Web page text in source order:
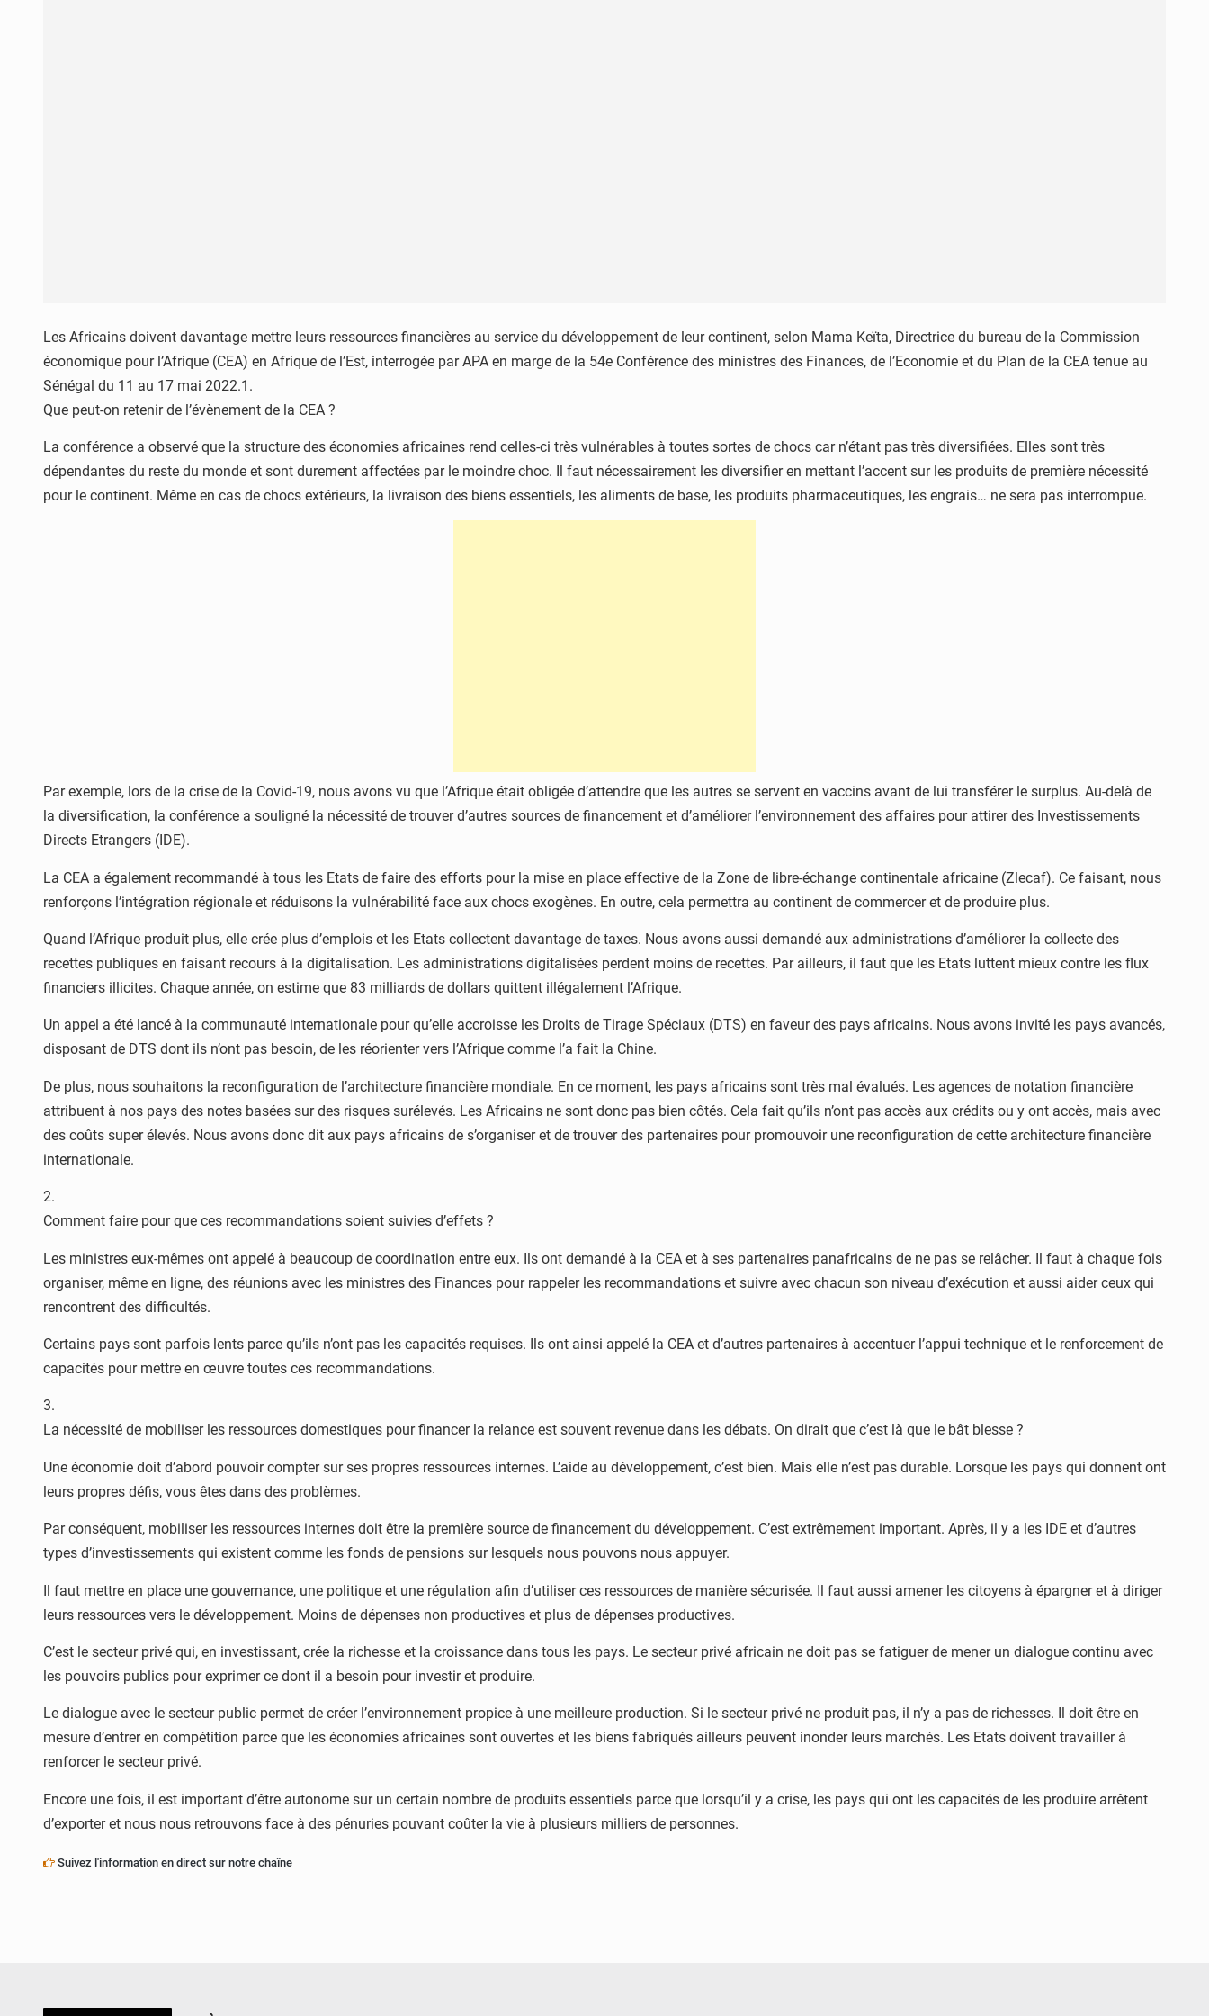
Les Africains doivent davantage mettre leurs ressources financières au service du développement de leur continent, selon Mama Keïta, Directrice du bureau de la Commission
économique pour l’Afrique (CEA) en Afrique de l’Est, interrogée par APA en marge de la 54e Conférence des ministres des Finances, de l’Economie et du Plan de la CEA tenue au
Sénégal du 11 au 17 mai 2022.1.
Que peut-on retenir de l’évènement de la CEA ?
La conférence a observé que la structure des économies africaines rend celles-ci très vulnérables à toutes sortes de chocs car n’étant pas très diversifiées. Elles sont très
dépendantes du reste du monde et sont durement affectées par le moindre choc. Il faut nécessairement les diversifier en mettant l’accent sur les produits de première nécessité
pour le continent. Même en cas de chocs extérieurs, la livraison des biens essentiels, les aliments de base, les produits pharmaceutiques, les engrais… ne sera pas interrompue.
Par exemple, lors de la crise de la Covid-19, nous avons vu que l’Afrique était obligée d’attendre que les autres se servent en vaccins avant de lui transférer le surplus. Au-delà de
la diversification, la conférence a souligné la nécessité de trouver d’autres sources de financement et d’améliorer l’environnement des affaires pour attirer des Investissements
Directs Etrangers (IDE).
La CEA a également recommandé à tous les Etats de faire des efforts pour la mise en place effective de la Zone de libre-échange continentale africaine (Zlecaf). Ce faisant, nous
renforçons l’intégration régionale et réduisons la vulnérabilité face aux chocs exogènes. En outre, cela permettra au continent de commercer et de produire plus.
Quand l’Afrique produit plus, elle crée plus d’emplois et les Etats collectent davantage de taxes. Nous avons aussi demandé aux administrations d’améliorer la collecte des
recettes publiques en faisant recours à la digitalisation. Les administrations digitalisées perdent moins de recettes. Par ailleurs, il faut que les Etats luttent mieux contre les flux
financiers illicites. Chaque année, on estime que 83 milliards de dollars quittent illégalement l’Afrique.
Un appel a été lancé à la communauté internationale pour qu’elle accroisse les Droits de Tirage Spéciaux (DTS) en faveur des pays africains. Nous avons invité les pays avancés,
disposant de DTS dont ils n’ont pas besoin, de les réorienter vers l’Afrique comme l’a fait la Chine.
De plus, nous souhaitons la reconfiguration de l’architecture financière mondiale. En ce moment, les pays africains sont très mal évalués. Les agences de notation financière
attribuent à nos pays des notes basées sur des risques surélevés. Les Africains ne sont donc pas bien côtés. Cela fait qu’ils n’ont pas accès aux crédits ou y ont accès, mais avec
des coûts super élevés. Nous avons donc dit aux pays africains de s’organiser et de trouver des partenaires pour promouvoir une reconfiguration de cette architecture financière
internationale.
2.
Comment faire pour que ces recommandations soient suivies d’effets ?
Les ministres eux-mêmes ont appelé à beaucoup de coordination entre eux. Ils ont demandé à la CEA et à ses partenaires panafricains de ne pas se relâcher. Il faut à chaque fois
organiser, même en ligne, des réunions avec les ministres des Finances pour rappeler les recommandations et suivre avec chacun son niveau d’exécution et aussi aider ceux qui
rencontrent des difficultés.
Certains pays sont parfois lents parce qu’ils n’ont pas les capacités requises. Ils ont ainsi appelé la CEA et d’autres partenaires à accentuer l’appui technique et le renforcement de
capacités pour mettre en œuvre toutes ces recommandations.
3.
La nécessité de mobiliser les ressources domestiques pour financer la relance est souvent revenue dans les débats. On dirait que c’est là que le bât blesse ?
Une économie doit d’abord pouvoir compter sur ses propres ressources internes. L’aide au développement, c’est bien. Mais elle n’est pas durable. Lorsque les pays qui donnent ont
leurs propres défis, vous êtes dans des problèmes.
Par conséquent, mobiliser les ressources internes doit être la première source de financement du développement. C’est extrêmement important. Après, il y a les IDE et d’autres
types d’investissements qui existent comme les fonds de pensions sur lesquels nous pouvons nous appuyer.
Il faut mettre en place une gouvernance, une politique et une régulation afin d’utiliser ces ressources de manière sécurisée. Il faut aussi amener les citoyens à épargner et à diriger
leurs ressources vers le développement. Moins de dépenses non productives et plus de dépenses productives.
C’est le secteur privé qui, en investissant, crée la richesse et la croissance dans tous les pays. Le secteur privé africain ne doit pas se fatiguer de mener un dialogue continu avec
les pouvoirs publics pour exprimer ce dont il a besoin pour investir et produire.
Le dialogue avec le secteur public permet de créer l’environnement propice à une meilleure production. Si le secteur privé ne produit pas, il n’y a pas de richesses. Il doit être en
mesure d’entrer en compétition parce que les économies africaines sont ouvertes et les biens fabriqués ailleurs peuvent inonder leurs marchés. Les Etats doivent travailler à
renforcer le secteur privé.
Encore une fois, il est important d’être autonome sur un certain nombre de produits essentiels parce que lorsqu’il y a crise, les pays qui ont les capacités de les produire arrêtent
d’exporter et nous nous retrouvons face à des pénuries pouvant coûter la vie à plusieurs milliers de personnes.
Suivez l'information en direct sur notre chaîne